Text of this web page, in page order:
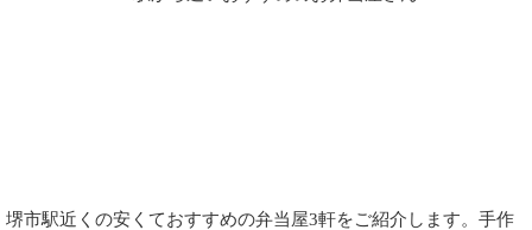
堺市駅近くの安くておすすめの弁当屋3軒をご紹介します。手作